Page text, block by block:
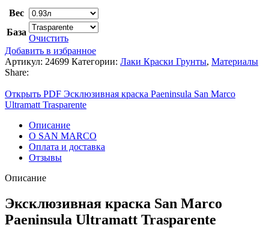
Вес
База
Очистить
Добавить в избранное
Артикул: 24699 Категории: Лаки Краски Грунты, Материалы
Share:
Открыть PDF Эсклюзивная краска Paеninsula San Marco
Ultramatt Trasparente
Описание
О SAN MARCO
Оплата и доставка
Отзывы
Описание
Эксклюзивная краска San Marco
Paeninsula Ultramatt Trasparente